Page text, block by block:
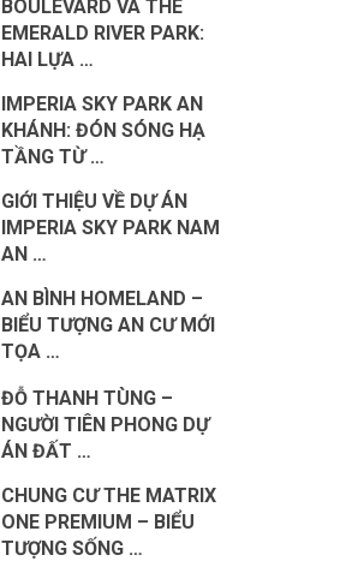
BOULEVARD VÀ THE
EMERALD RIVER PARK:
HAI LỰA …
IMPERIA SKY PARK AN
KHÁNH: ĐÓN SÓNG HẠ
TẦNG TỪ …
GIỚI THIỆU VỀ DỰ ÁN
IMPERIA SKY PARK NAM
AN …
AN BÌNH HOMELAND –
BIỂU TƯỢNG AN CƯ MỚI
TỌA …
ĐỖ THANH TÙNG –
NGƯỜI TIÊN PHONG DỰ
ÁN ĐẤT …
CHUNG CƯ THE MATRIX
ONE PREMIUM – BIỂU
TƯỢNG SỐNG …